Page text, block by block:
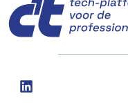
Social
linkedin